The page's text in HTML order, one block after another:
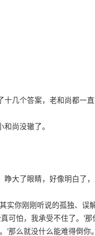
几个答案，老和尚都一直
尚没辙了。
大了眼睛，好像明白了，
你刚刚听说的孤独、误
可怕，我承受不住了。’
’那么就没什么能难得倒